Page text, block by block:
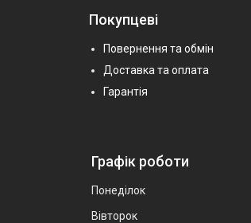
Покупцеві
Повернення та обмін
Доставка та оплата
Гарантія
Графік роботи
Понеділок
Вівторок